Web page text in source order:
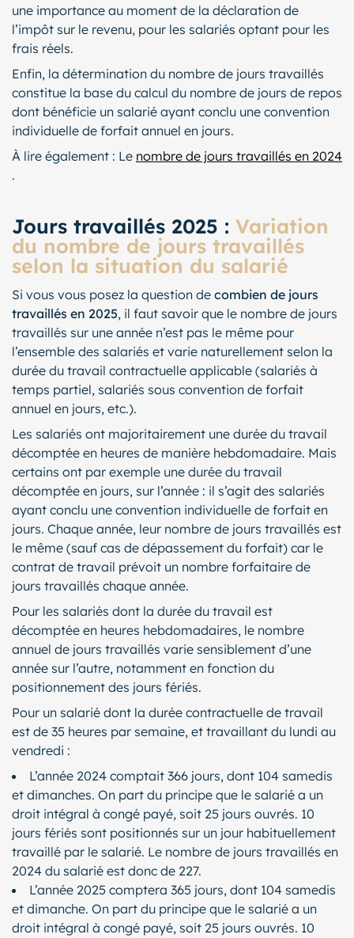
une importance au moment de la déclaration de
l’impôt sur le revenu, pour les salariés optant pour les
frais réels.
Enfin, la détermination du nombre de jours travaillés
constitue la base du calcul du nombre de jours de repos
dont bénéficie un salarié ayant conclu une convention
individuelle de forfait annuel en jours.
À lire également : Le nombre de jours travaillés en 2024
.
Jours travaillés 2025 : Variation
du nombre de jours travaillés
selon la situation du salarié
Si vous vous posez la question de combien de jours
travaillés en 2025, il faut savoir que le nombre de jours
travaillés sur une année n’est pas le même pour
l’ensemble des salariés et varie naturellement selon la
durée du travail contractuelle applicable (salariés à
temps partiel, salariés sous convention de forfait
annuel en jours, etc.).
Les salariés ont majoritairement une durée du travail
décomptée en heures de manière hebdomadaire. Mais
certains ont par exemple une durée du travail
décomptée en jours, sur l’année : il s’agit des salariés
ayant conclu une convention individuelle de forfait en
jours. Chaque année, leur nombre de jours travaillés est
le même (sauf cas de dépassement du forfait) car le
contrat de travail prévoit un nombre forfaitaire de
jours travaillés chaque année.
Pour les salariés dont la durée du travail est
décomptée en heures hebdomadaires, le nombre
annuel de jours travaillés varie sensiblement d’une
année sur l’autre, notamment en fonction du
positionnement des jours fériés.
Pour un salarié dont la durée contractuelle de travail
est de 35 heures par semaine, et travaillant du lundi au
vendredi :
L’année 2024 comptait 366 jours, dont 104 samedis
et dimanches. On part du principe que le salarié a un
droit intégral à congé payé, soit 25 jours ouvrés. 10
jours fériés sont positionnés sur un jour habituellement
travaillé par le salarié. Le nombre de jours travaillés en
2024 du salarié est donc de 227.
L’année 2025 comptera 365 jours, dont 104 samedis
et dimanche. On part du principe que le salarié a un
droit intégral à congé payé, soit 25 jours ouvrés. 10